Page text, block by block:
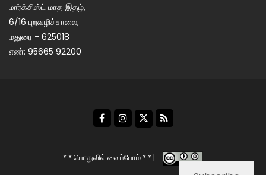
மார்க்சிஸ்ட் மாத இதழ்,
6/16 புறவழிச்சாலை,
மதுரை - 625018
எண்: 95665 92200
* * பொதுவில் வைப்போம் * * |